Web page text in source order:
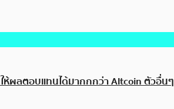
ห้ผลตอบแทนได้มากกกว่า Altcoin ตัวอื่นๆ